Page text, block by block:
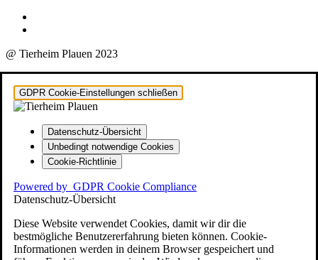
@ Tierheim Plauen 2023
GDPR Cookie-Einstellungen schließen
Datenschutz-Übersicht
Unbedingt notwendige Cookies
Cookie-Richtlinie
Powered by GDPR Cookie Compliance
Datenschutz-Übersicht
Diese Website verwendet Cookies, damit wir dir die
bestmögliche Benutzererfahrung bieten können. Cookie-
Informationen werden in deinem Browser gespeichert und